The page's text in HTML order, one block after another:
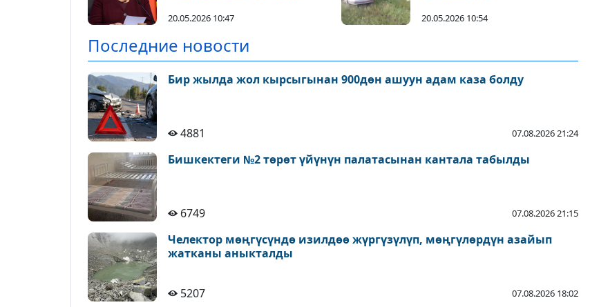
20.05.2026 10:47
иликтөө жүрүшү
20.05.2026 10:54
Последние новости
Бир жылда жол кырсыгынан 900дөн ашуун адам каза болду
4881 07.08.2026 21:24
Бишкектеги №2 төрөт үйүнүн палатасынан кантала табылды
6749 07.08.2026 21:15
Челектор мөңгүсүндө изилдөө жүргүзүлүп, мөңгүлөрдүн азайып
жатканы аныкталды
5207 07.08.2026 18:02